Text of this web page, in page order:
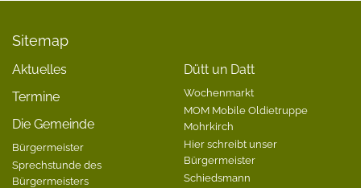
Sitemap
Aktuelles
Termine
Die Gemeinde
Bürgermeister
Sprechstunde des
Bürgermeisters
Dütt un Datt
Wochenmarkt
MOM Mobile Oldietruppe
Mohrkirch
Hier schreibt unser
Bürgermeister
Schiedsmann